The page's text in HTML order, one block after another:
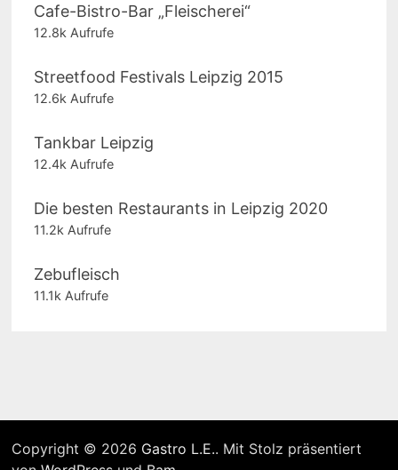
Cafe-Bistro-Bar „Fleischerei“
12.8k Aufrufe
Streetfood Festivals Leipzig 2015
12.6k Aufrufe
Tankbar Leipzig
12.4k Aufrufe
Die besten Restaurants in Leipzig 2020
11.2k Aufrufe
Zebufleisch
11.1k Aufrufe
Copyright © 2026 Gastro L.E.. Mit Stolz präsentiert